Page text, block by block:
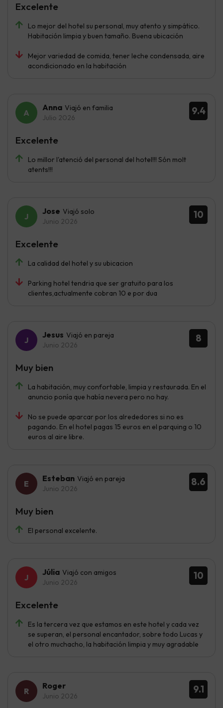
Lo mejor del hotel su personal, muy atento y simpático.
Habitación limpia y buen tamaño. Buena ubicación
Mejor variedad de comida, tener leche condensada, aire
acondicionado en la habitación
Excelente
9.4
Anna Viajó en familia
Julio 2026
Lo millor l'atenció del personal del hotel!!! Són molt
atents!!!
Excelente
10
Jose Viajó solo
Junio 2026
La calidad del hotel y su ubicacion
Parking hotel tendria que ser gratuito para los
clientes,actualmente cobran 10 e por dua
Excelente
8
Jesus Viajó en pareja
Junio 2026
La habitación, muy confortable, limpia y restaurada. En el
anuncio ponía que había nevera pero no hay.
No se puede aparcar por los alrededores si no es
pagando. En el hotel pagas 15 euros en el parquing o 10
euros al aire libre.
Muy bien
8.6
Esteban Viajó en pareja
Junio 2026
El personal excelente.
Muy bien
10
Júlia Viajó con amigos
Junio 2026
Es la tercera vez que estamos en este hotel y cada vez
se superan, el personal encantador, sobre todo Lucas y
el otro muchacho, la habitación limpia y muy agradable
Excelente
9.1
Roger
Junio 2026